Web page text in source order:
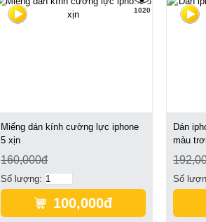
1020
Miếng dán kính cường lực iphone
5 xịn
160,000đ
Số lượng:
100,000đ
Dán
màu
Số